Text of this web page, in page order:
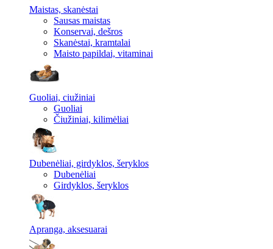
Maistas, skanėstai
Sausas maistas
Konservai, dešros
Skanėstai, kramtalai
Maisto papildai, vitaminai
Guoliai, ciužiniai
Guoliai
Čiužiniai, kilimėliai
Dubenėliai, girdyklos, šeryklos
Dubenėliai
Girdyklos, šeryklos
Apranga, aksesuarai